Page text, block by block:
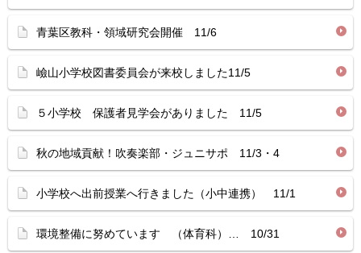
青葉区教科・領域研究会開催 11/6
嶮山小学校図書委員会が来校しました11/5
５小学校 保護者見学会がありました 11/5
秋の地域貢献！吹奏楽部・ジュニサポ 11/3・4
小学校へ出前授業へ行きました（小中連携） 11/1
環境整備に努めています （体育科）… 10/31